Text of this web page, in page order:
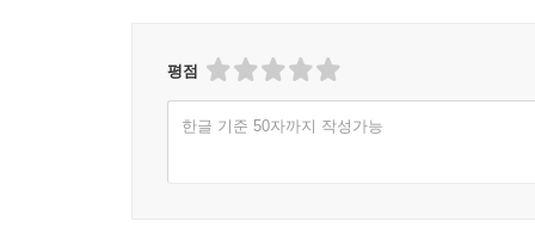
평점
한글 기준 50자까지 작성가능